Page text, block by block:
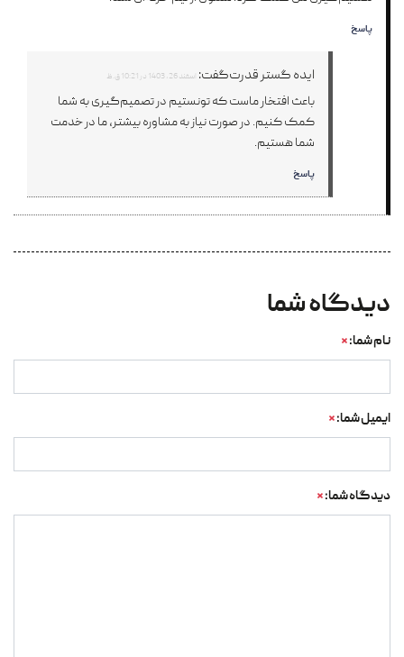
پاسخ
ایده گستر قدرتگفت: اسفند 26, 1403 در 10:21 ق.ظ
باعث افتخار ماست که تونستیم در تصمیم‌گیری به شما
کمک کنیم. در صورت نیاز به مشاوره بیشتر، ما در خدمت
شما هستیم.
پاسخ
دیدگاه شما
نام شما:*
ایمیل شما:*
دیدگاه شما:*